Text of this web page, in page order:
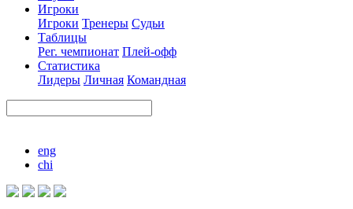
Игроки
Игроки Тренеры Судьи
Таблицы
Рег. чемпионат Плей-офф
Статистика
Лидеры Личная Командная
eng
chi